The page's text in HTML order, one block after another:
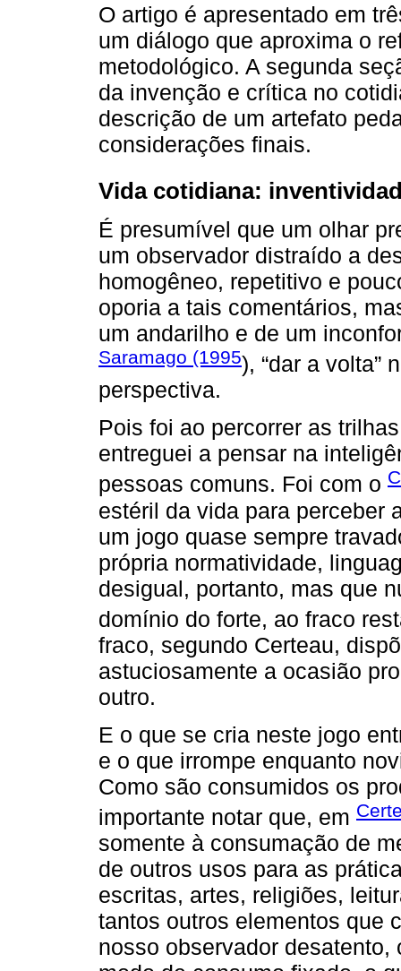
O artigo é apresentado em
um diálogo que aproxima o
metodológico. A segunda
da invenção e crítica no
descrição de um artefato
considerações finais.
Vida cotidiana:
É presumível que um olhar
um observador distraído a
homogêneo, repetitivo e
oporia a tais comentários,
um andarilho e de um
Saramago (1995), “dar a volta”
perspectiva.
Pois foi ao percorrer as
entreguei a pensar na
pessoas comuns. Foi com o
estéril da vida para perceber
um jogo quase sempre
própria normatividade,
desigual, portanto, mas que
domínio do forte, ao fraco
fraco, segundo Certeau,
astuciosamente a ocasião
outro.
E o que se cria neste jogo
e o que irrompe enquanto
Como são consumidos os
importante notar que, em
somente à consumação de
de outros usos para as
escritas, artes, religiões,
tantos outros elementos que
nosso observador